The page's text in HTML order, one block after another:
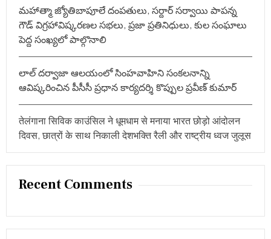
%
రి
జ
న్
మహాత్మా జ్యోతిబాపూలే దంపతులు, సర్దార్ సర్వాయి పాపన్న
గౌడ్ విగ్రహావిష్కరణల సభలు, ప్రజా ప్రతినిధులు, కుల సంఘాలు
పెద్ద సంఖ్యలో పాల్గొనాలి
లాల్ దర్వాజా ఆలయంలో సింహవాహిని సంకలనాన్ని
ఆవిష్కరించిన పీసీసీ ప్రధాన కార్యదర్శి కొప్పుల ప్రవీణ్ కుమార్
तेलंगाना सिविक काउंसिल ने धूमधाम से मनाया भारत छोड़ो आंदोलन
दिवस, छात्रों के साथ निकाली देशभक्ति रैली और राष्ट्रीय ध्वज जुलूस
Recent Comments